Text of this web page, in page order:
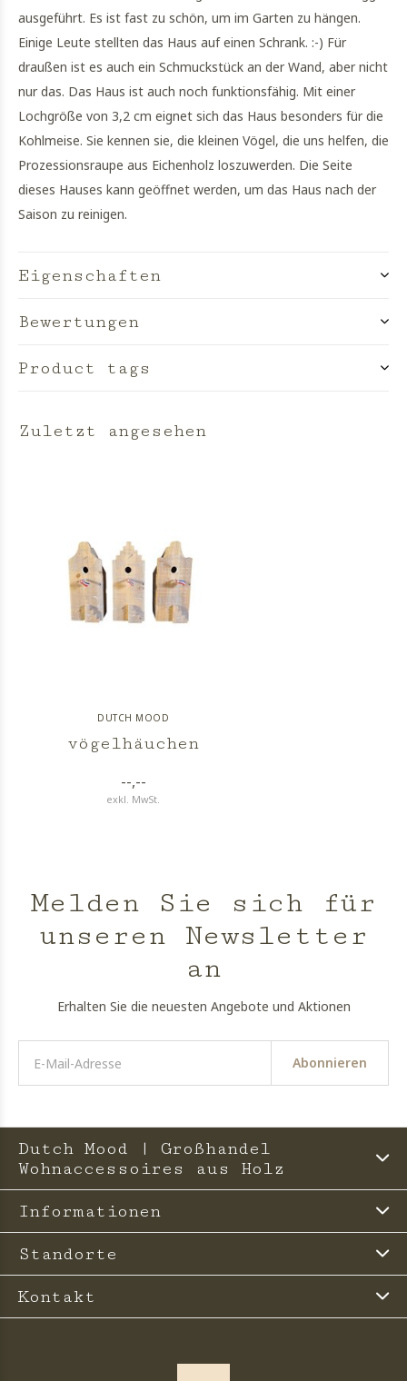
ausgeführt. Es ist fast zu schön, um im Garten zu hängen.
Einige Leute stellten das Haus auf einen Schrank. :-) Für
draußen ist es auch ein Schmuckstück an der Wand, aber nicht
nur das. Das Haus ist auch noch funktionsfähig. Mit einer
Lochgröße von 3,2 cm eignet sich das Haus besonders für die
Kohlmeise. Sie kennen sie, die kleinen Vögel, die uns helfen, die
Prozessionsraupe aus Eichenholz loszuwerden. Die Seite
dieses Hauses kann geöffnet werden, um das Haus nach der
Saison zu reinigen.
Eigenschaften
Bewertungen
Product tags
Zuletzt angesehen
DUTCH MOOD
vögelhäuchen
--,--
exkl. MwSt.
Melden Sie sich für
unseren Newsletter
an
Erhalten Sie die neuesten Angebote und Aktionen
Abonnieren
Dutch Mood | Großhandel
Wohnaccessoires aus Holz
Informationen
Standorte
Kontakt